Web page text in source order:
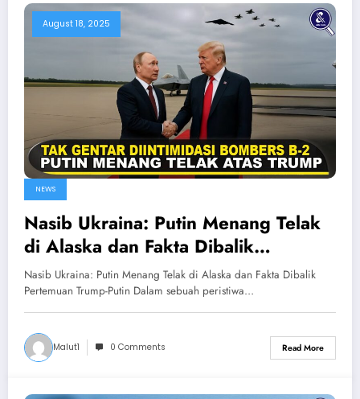
August 18, 2025
NEWS
Nasib Ukraina: Putin Menang Telak
di Alaska dan Fakta Dibalik
Pertemuan Trump-Putin
Nasib Ukraina: Putin Menang Telak di Alaska dan Fakta Dibalik
Pertemuan Trump-Putin Dalam sebuah peristiwa…
Malut1 0 Comments Read More